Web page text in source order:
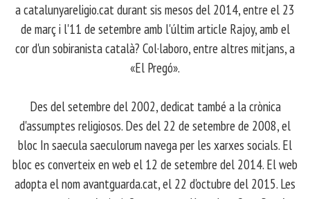
a catalunyareligio.cat durant sis mesos del 2014, entre el 23
de març i l'11 de setembre amb l'últim article Rajoy, amb el
cor d'un sobiranista català? Col·laboro, entre altres mitjans, a
«El Pregó».
​ Des del setembre del 2002, dedicat també a la crònica
d'assumptes religiosos. Des del 22 de setembre de 2008, el
bloc In saecula saeculorum navega per les xarxes socials. El
bloc es converteix en web el 12 de setembre del 2014. El web
adopta el nom avantguarda.cat, el 22 d'octubre del 2015. Les